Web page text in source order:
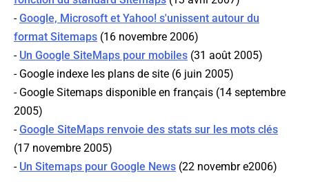
-Google, Microsoft et Yahoo! s'unissent autour du
format Sitemaps (16 novembre 2006)
- Un Google SiteMaps pour mobiles (31 août 2005)
- Google indexe les plans de site (6 juin 2005)
- Google Sitemaps disponible en français (14 septembre
2005)
-Google SiteMaps renvoie des stats sur les mots clés
(17 novembre 2005)
- Un Sitemaps pour Google News (22 novembr e2006)